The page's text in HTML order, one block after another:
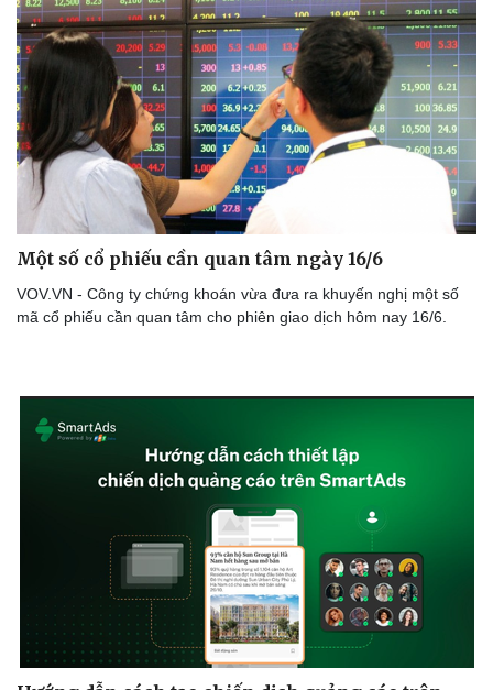
Doanh nghiệp
Thông tin doanh nghiệp
Doanh nghiệp 24h
Doanh nhân
Vì cộng đồng
Công nghệ
Sành điệu
Tin Công nghệ
Trải nghiệm
Chuyển đổi số
Một số cổ phiếu cần quan tâm ngày 16/6
VOV.VN - Công ty chứng khoán vừa đưa ra khuyến nghị một số
mã cổ phiếu cần quan tâm cho phiên giao dịch hôm nay 16/6.